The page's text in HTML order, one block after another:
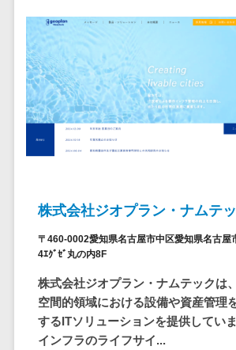
その他業務支援サー
データ分析・活用
音声データ活用>
議事録作成ツール>
テキストマイニング
AI翻訳サービス>
データ化サービス>
画像解析・画像検査>
ブロックチェーン
ョンテスト
ス
認証システム
ログ管理シス
ラ
イル無害化
サンドボック
ス
株式会社ジオプラン・ナムテ
〒460-0002愛知県名古屋市中区愛知県名古屋
4ｴｸﾞｾﾞ丸の内8F
株式会社ジオプラン・ナムテックは
空間的領域における設備や資産管理
するITソリューションを提供してい
インフラのライフサイ...